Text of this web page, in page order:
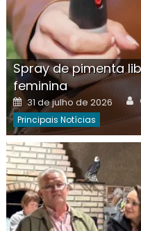
Spray de pimenta
feminina
Posted
on
31 de julho de 2026
Principais Notícias